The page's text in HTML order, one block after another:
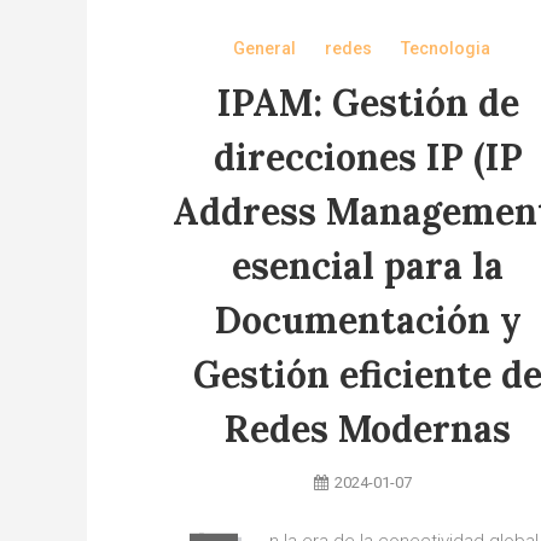
General redes Tecnologia
IPAM: Gestión de
direcciones IP (IP
Address
esencial para la
Documentación y
Gestión eficiente de
Redes Modernas
2024-01-07